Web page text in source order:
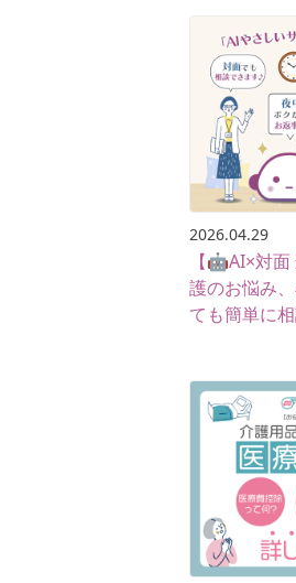
2026.04.29
【🤖AI×対
護のお悩み
ても簡単に